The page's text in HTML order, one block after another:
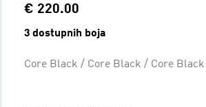
€ 220.00
3 dostupnih boja
Core Black / Core Black / Core Black